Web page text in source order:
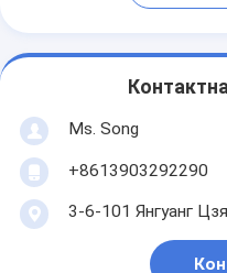
Ms. Song
+8613903292290
3-6-101 Янгуанг